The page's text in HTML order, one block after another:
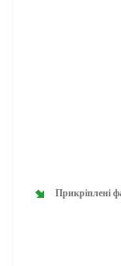
Прикріплені